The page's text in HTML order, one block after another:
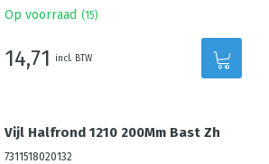
Op voorraad (15)
14,71 incl. BTW
Vijl Halfrond 1210 200Mm Bast Zh
7311518020132